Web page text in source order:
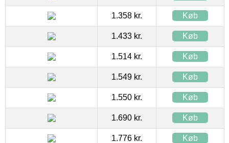
1.358 kr. Køb
1.433 kr. Køb
1.514 kr. Køb
1.549 kr. Køb
1.550 kr. Køb
1.690 kr. Køb
1.776 kr. Køb